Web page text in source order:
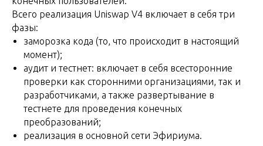
Всего реализация Uniswap V4 включает в себя три
фазы:
заморозка кода (то, что происходит в настоящий
момент);
аудит и тестнет: включает в себя всесторонние
проверки как сторонними организациями, так и
разработчиками, а также развертывание в
тестнете для проведения конечных
преобразований;
реализация в основной сети Эфириума.